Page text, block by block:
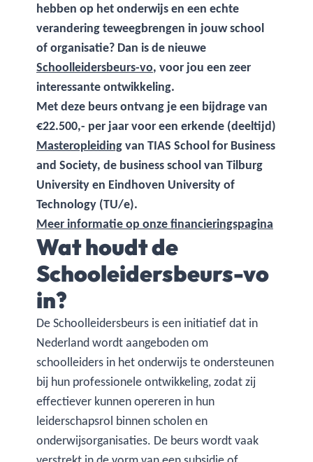
hebben op het onderwijs en een echte
verandering teweegbrengen in jouw school
of organisatie? Dan is de nieuwe
Schoolleidersbeurs-vo, voor jou een zeer
interessante ontwikkeling.
Met deze beurs ontvang je een bijdrage van
€22.500,- per jaar voor een erkende (deeltijd)
Masteropleidingvan TIAS School for Business
and Society, de business school van Tilburg
University en Eindhoven University of
Technology (TU/e).
Meer informatie op onze financieringspagina
Wat houdt de
Schooleidersbeurs-vo
in?
De Schoolleidersbeurs is een initiatief dat in
Nederland wordt aangeboden om
schoolleiders in het onderwijs te ondersteunen
bij hun professionele ontwikkeling, zodat zij
effectiever kunnen opereren in hun
leiderschapsrol binnen scholen en
onderwijsorganisaties. De beurs wordt vaak